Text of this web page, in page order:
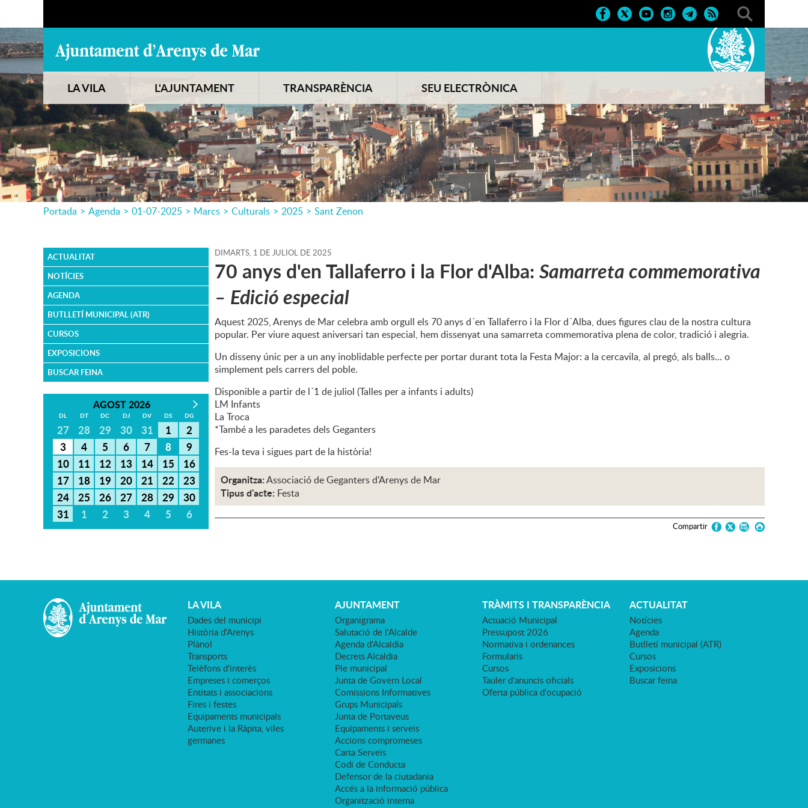
LA VILA L'AJUNTAMENT TRANSPARÈNCIA SEU ELECTRÒNICA
Portada > Agenda > 01-07-2025 > Marcs > Culturals > 2025 > Sant Zenon
ACTUALITAT
NOTÍCIES
AGENDA
BUTLLETÍ MUNICIPAL (ATR)
CURSOS
EXPOSICIONS
BUSCAR FEINA
AGOST 2026
DL DT DC DJ DV DS DG
27 28 29 30 31 1
2
3
4 5 6 7 8
9
10
11 12 13 14 15
16
17
18 19 20 21 22
23
24
25 26 27 28 29
30
31
1 2 3 4 5 6
DIMARTS, 1 DE JULIOL DE 2025
70 anys d'en Tallaferro i la Flor d'Alba: Samarreta commemorativa
– Edició especial
Aquest 2025, Arenys de Mar celebra amb orgull els 70 anys d´en Tallaferro i la Flor d´Alba, dues figures clau de la nostra cultura
popular. Per viure aquest aniversari tan especial, hem dissenyat una samarreta commemorativa plena de color, tradició i alegria.
Un disseny únic per a un any inoblidable perfecte per portar durant tota la Festa Major: a la cercavila, al pregó, als balls… o
simplement pels carrers del poble.
Disponible a partir de l´1 de juliol (Talles per a infants i adults)
LM Infants
La Troca
*També a les paradetes dels Geganters
Fes-la teva i sigues part de la història!
Organitza:Associació de Geganters d'Arenys de Mar
Tipus d'acte: Festa
Compartir
LA VILA
Dades del municipi
Història d'Arenys
Plànol
Transports
Telèfons d'interès
Empreses i comerços
Entitats i associacions
Fires i festes
Equipaments municipals
Auterive i la Ràpita, viles
germanes
AJUNTAMENT
Organigrama
Salutació de l'Alcalde
Agenda d'Alcaldia
Decrets Alcaldia
Ple municipal
Junta de Govern Local
Comissions Informatives
Grups Municipals
Junta de Portaveus
Equipaments i serveis
Accions compromeses
Carta Serveis
Codi de Conducta
Defensor de la ciutadania
Accés a la informació pública
Organització interna
TRÀMITS I TRANSPARÈNCIA
Actuació Municipal
Pressupost 2026
Normativa i ordenances
Formularis
Cursos
Tauler d'anuncis oficials
Oferta pública d'ocupació
ACTUALITAT
Notícies
Agenda
Butlletí municipal (ATR)
Cursos
Exposicions
Buscar feina